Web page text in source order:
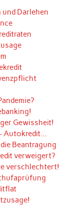
Darlehen
Gewissheit!
Autokredit…
Beantragung
verweigert?
verschlechtert!